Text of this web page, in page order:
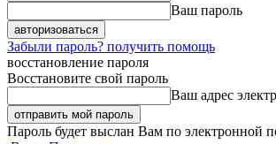
Ваш пароль
Забыли пароль? получить помощь
восстановление пароля
Восстановите свой пароль
Ваш адрес
Пароль будет выслан Вам по электронной